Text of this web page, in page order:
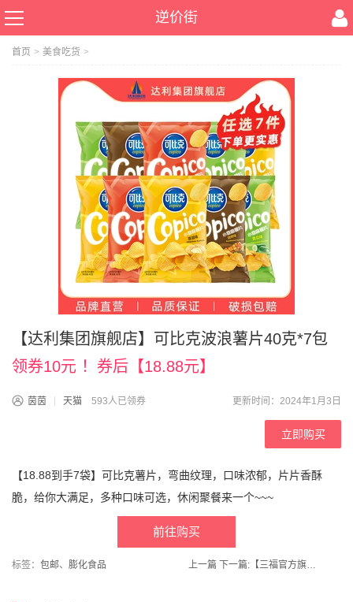
逆价街
首页 > 美食吃货 >
【达利集团旗舰店】可比克波浪薯片40克*7包
领券10元 ！券后【18.88元】
茵茵 天猫 593人已领券 更新时间：2024年1月3日
立即购买
【18.88到手7袋】可比克薯片，弯曲纹理，口味浓郁，片片香酥
脆，给你大满足，多种口味可选，休闲聚餐来一个~~~
前往购买
标签： 包邮、 膨化食品 上一篇 下一篇: 【三福官方旗舰店】可爱两穿蝴蝶结半包棉拖鞋